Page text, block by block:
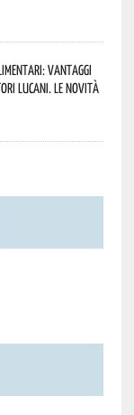
vantaggi
lucani. Le novità